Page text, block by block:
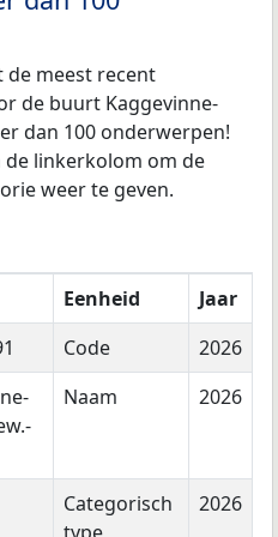
meest recent
de buurt Kaggevinne-
dan 100 onderwerpen!
de linkerkolom om de
weer te geven.
Eenheid
Jaar
Code
2026
Naam 2026
Categorisch
2026